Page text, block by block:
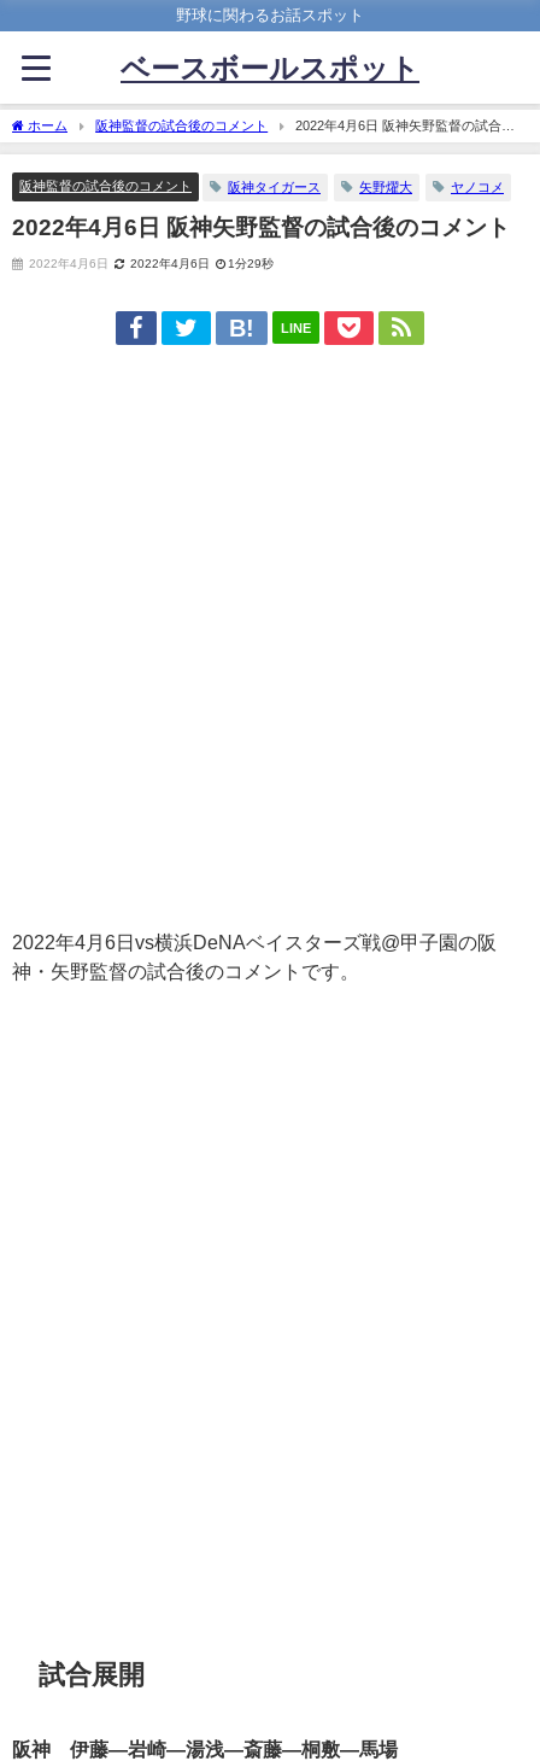
野球に関わるお話スポット
ベースボールスポット
ホーム 阪神監督の試合後のコメント
2022年4月6日 阪神矢野監督の試合後
のコメント
阪神監督の試合後のコメント 阪神タイガース 矢野燿大 ヤノコメ
2022年4月6日 阪神矢野監督の試合後のコメント
2022年4月6日 2022年4月6日 1分29秒
LINE
2022年4月6日vs横浜DeNAベイスターズ戦@甲子園の阪
神・矢野監督の試合後のコメントです。
試合展開
阪神 伊藤―岩崎―湯浅―斎藤―桐敷―馬場